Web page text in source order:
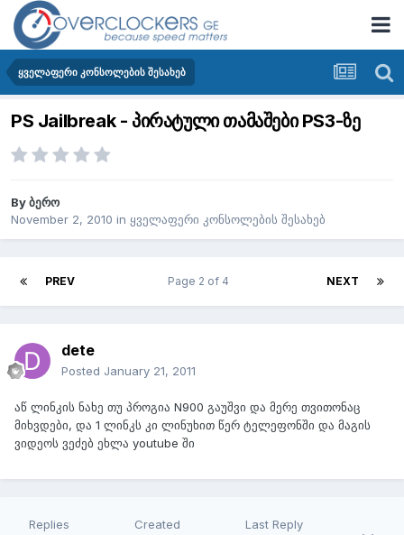
ყველაფერი კონსოლების შესახებ
PS Jailbreak - პირატული თამაშები PS3-ზე
Byბერო
November 2, 2010 in ყველაფერი კონსოლების შესახებ
PREV NEXT
Page 2 of 4
dete
Posted January 21, 2011
აწ ლინკის ნახე თუ პროგია N900 გაუშვი და მერე თვითონაც
მიხვდები, და 1 ლინკს კი ლინუხით წერ ტელეფონში და მაგის
ვიდეოს ვეძებ ეხლა youtube ში
Replies Created Last Reply